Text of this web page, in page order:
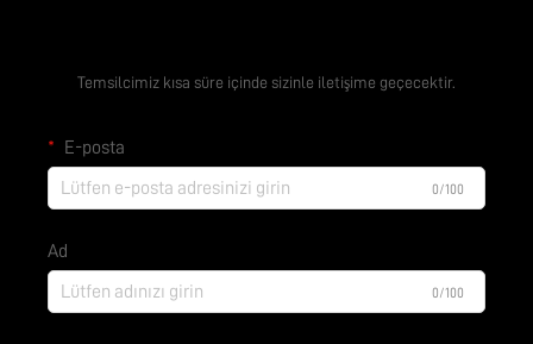
Temsilcimiz kısa süre içinde sizinle iletişime geçecektir.
E-posta
0/100
Ad
0/100